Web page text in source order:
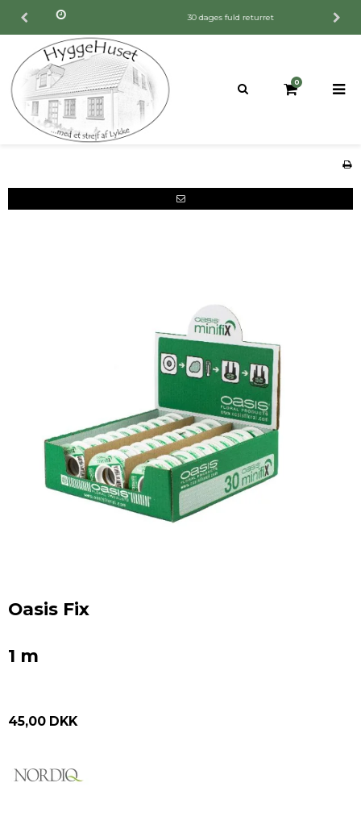
30 dages fuld returret
0
Oasis Fix
1 m
45,00 DKK